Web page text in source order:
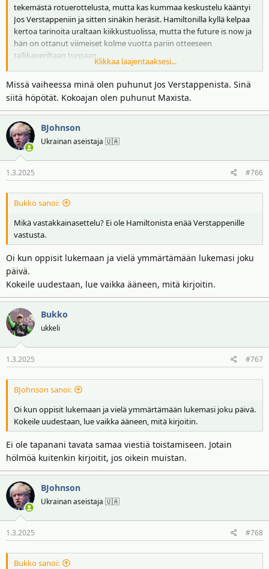
tekemästä rotuerottelusta, mutta kas kummaa keskustelu kääntyi
Jos Verstappeniin ja sitten sinäkin heräsit. Hamiltonilla kyllä kelpaa
kertoa tarinoita uraltaan kiikkustuolissa, mutta the future is now ja
hän on ottanut viimeiset kolme vuotta pariin otteeseen
tallikaveriltaan turpaan.
Ja mitä tulee Verstappenin mestaruuksien keulimiseen
Ferraritoikissa niin:
Klikkaa laajentaaksesi...
Missä vaiheessa minä olen puhunut Jos Verstappenista. Sinä
siitä höpötät. Kokoajan olen puhunut Maxista.
BJohnson
Ukrainan aseistaja 🇺🇦
1.3.2025 #766
Bukko sanoi:
Mikä vastakkainasettelu? Ei ole Hamiltonista enää Verstappenille
vastusta.
Oi kun oppisit lukemaan ja vielä ymmärtämään lukemasi joku
päivä.
Kokeile uudestaan, lue vaikka ääneen, mitä kirjoitin.
Bukko
ukkeli
1.3.2025 #767
BJohnson sanoi:
Oi kun oppisit lukemaan ja vielä ymmärtämään lukemasi joku päivä.
Kokeile uudestaan, lue vaikka ääneen, mitä kirjoitin.
Ei ole tapanani tavata samaa viestiä toistamiseen. Jotain
hölmöä kuitenkin kirjoitit, jos oikein muistan.
BJohnson
Ukrainan aseistaja 🇺🇦
1.3.2025 #768
Bukko sanoi: